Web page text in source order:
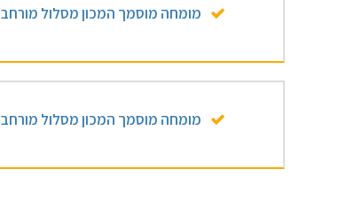
מומחה מוסמך המכון מסלול מורחב
מומחה מוסמך המכון מסלול מורחב